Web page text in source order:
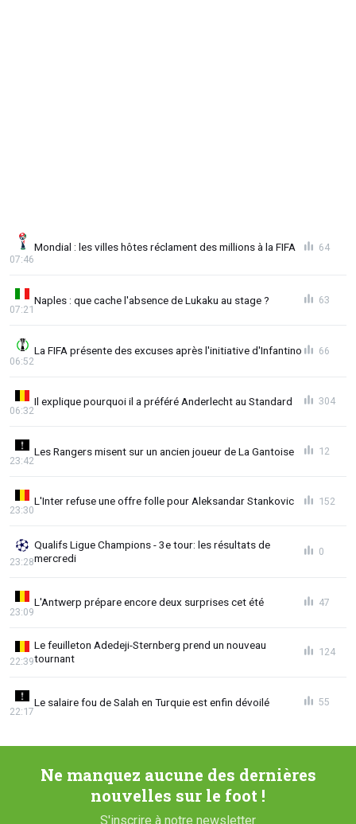
Mondial : les villes hôtes réclament des millions à la FIFA
07:46
64
Naples : que cache l'absence de Lukaku au stage ?
07:21
63
La FIFA présente des excuses après l'initiative d'Infantino
06:52
66
Il explique pourquoi il a préféré Anderlecht au Standard
06:32
304
Les Rangers misent sur un ancien joueur de La Gantoise
23:42
12
L'Inter refuse une offre folle pour Aleksandar Stankovic
23:30
152
Qualifs Ligue Champions - 3e tour: les résultats de
mercredi
23:28
0
L'Antwerp prépare encore deux surprises cet été
23:09
47
Le feuilleton Adedeji-Sternberg prend un nouveau
tournant
22:39
124
Le salaire fou de Salah en Turquie est enfin dévoilé
22:17
55
Ne manquez aucune des dernières
nouvelles sur le foot !
S'inscrire à notre newsletter